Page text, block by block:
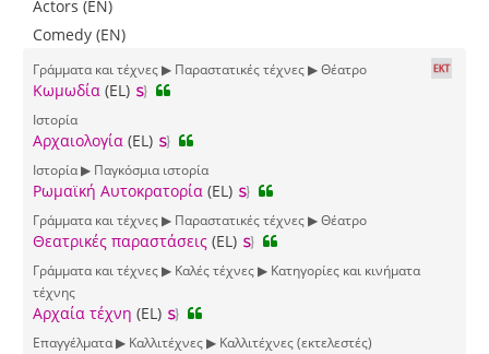
Actors (EN)
Comedy (EN)
Γράμματα και τέχνες ▶ Παραστατικές τέχνες ▶ Θέατρο
Κωμωδία (EL)
Ιστορία
Αρχαιολογία (EL)
Ιστορία ▶ Παγκόσμια ιστορία
Ρωμαϊκή Αυτοκρατορία (EL)
Γράμματα και τέχνες ▶ Παραστατικές τέχνες ▶ Θέατρο
Θεατρικές παραστάσεις (EL)
Γράμματα και τέχνες ▶ Καλές τέχνες ▶ Κατηγορίες και κινήματα
τέχνης
Αρχαία τέχνη (EL)
Επαγγέλματα ▶ Καλλιτέχνες ▶ Καλλιτέχνες (εκτελεστές)